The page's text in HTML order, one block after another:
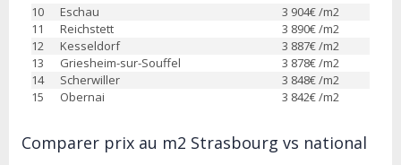
10
Eschau 3 904€ /m2
11
Reichstett 3 890€ /m2
12
Kesseldorf 3 887€ /m2
13
Griesheim-sur-Souffel 3 878€ /m2
14
Scherwiller 3 848€ /m2
15
Obernai 3 842€ /m2
Comparer prix au m2 Strasbourg vs national